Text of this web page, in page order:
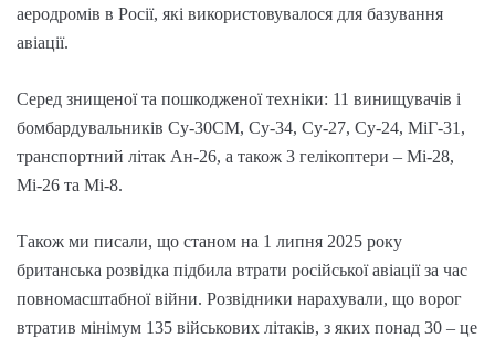
аеродромів в Росії, які використовувалося для базування
авіації.
Серед знищеної та пошкодженої техніки: 11 винищувачів і
бомбардувальників Су-30СМ, Су-34, Су-27, Су-24, МіГ-31,
транспортний літак Ан-26, а також 3 гелікоптери – Мі-28,
Мі-26 та Мі-8.
Також ми писали, що станом на 1 липня 2025 року
британська розвідка підбила втрати російської авіації за час
повномасштабної війни. Розвідники нарахували, що ворог
втратив мінімум 135 військових літаків, з яких понад 30 – це